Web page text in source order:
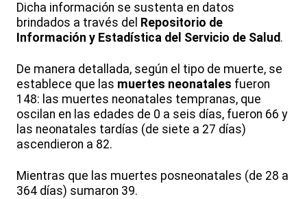
Dicha información se sustenta en datos
brindados a través del Repositorio de
Información y Estadística del Servicio de Salud.
De manera detallada, según el tipo de muerte, se
establece que las muertes neonatales fueron
148: las muertes neonatales tempranas, que
oscilan en las edades de 0 a seis días, fueron 66 y
las neonatales tardías (de siete a 27 días)
ascendieron a 82.
Mientras que las muertes posneonatales (de 28 a
364 días) sumaron 39.